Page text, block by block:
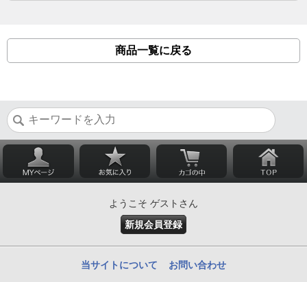
商品一覧に戻る
ようこそ ゲストさん
新規会員登録
当サイトについて お問い合わせ